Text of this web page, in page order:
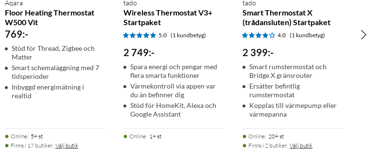
Aqara
Floor Heating Thermostat
W500 Vit
769:-
Stöd för Thread, Zigbee och
Matter
Smart schemaläggning med 7
tidsperioder
Inbyggd energimätning i
realtid
Online: 5+ st
Finns i 17 butiker. Välj butik
tado
Wireless Thermostat V3+
Startpaket
5.0 (1 kundbetyg)
2 749:-
Spara energi och pengar med
flera smarta funktioner
Värmekontroll via appen var
du än befinner dig
Stöd för HomeKit, Alexa och
Google Assistant
Online: 1+ st
tado
Smart Thermostat X
(trådansluten) Startpaket
4.0 (1 kundbetyg)
2 399:-
Smart rumstermostat och
Bridge X gränsrouter
Ersätter befintlig
rumstermostat
Kopplas till värmepump eller
värmepanna
Online: 20+ st
Finns i 2 butiker. Välj butik